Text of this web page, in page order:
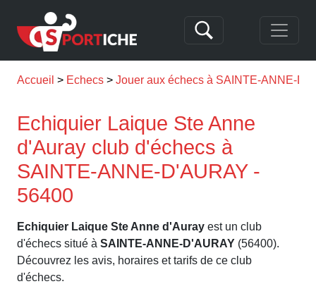
Accueil Echecs Jouer aux échecs à SAINTE-ANNE-
Echiquier Laique Ste Anne
d'Auray club d'échecs à
SAINTE-ANNE-D'AURAY -
56400
Echiquier Laique Ste Anne d'Auray est un club
d'échecs situé à SAINTE-ANNE-D'AURAY (56400).
Découvrez les avis, horaires et tarifs de ce club
d'échecs.